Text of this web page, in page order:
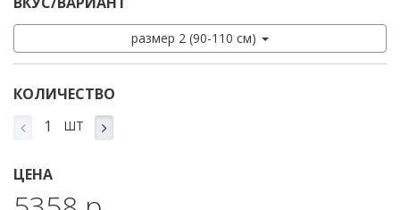
размер 2 (90-110 см)
КОЛИЧЕСТВО
ШТ
ЦЕНА